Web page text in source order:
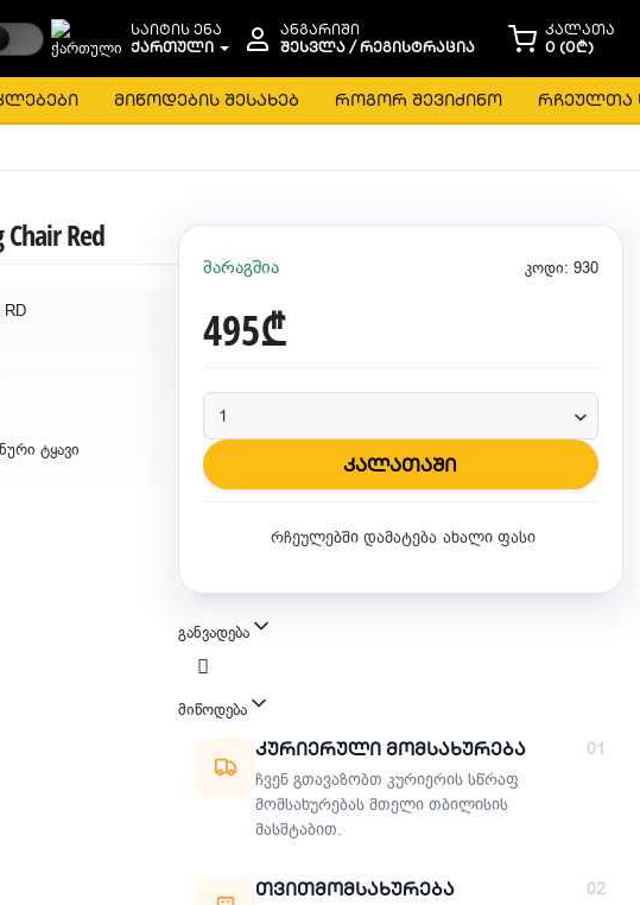
საიტის ენა
ᲥᲐᲠᲗᲣᲚᲘ
ანგარიში
ᲨᲔᲡᲕᲚᲐ / ᲠᲔᲒᲘᲡᲢᲠᲐᲪᲘᲐ
კალათა
0 (0₾)
მიწოდების შესახებ როგორ შევიძინო რჩეულთა
Red
RD
ტყავი
მარაგშია კოდი: 930
495₾
კალათაში
რჩეულებში დამატება ახალი ფასი
განვადება
მიწოდება
მიწოდების მეთოდები
01
Კურიერული Მომსახურება
ჩვენ გთავაზობთ კურიერის სწრაფ
მომსახურებას მთელი თბილისის
მასშტაბით.
02
Თვითმომსახურება